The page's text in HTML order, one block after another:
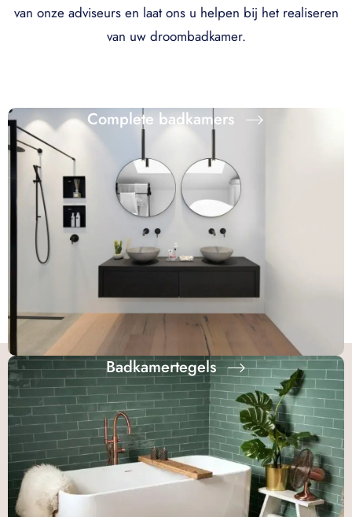
van onze adviseurs en laat ons u helpen bij het realiseren
van uw droombadkamer.
Complete badkamers
Badkamertegels